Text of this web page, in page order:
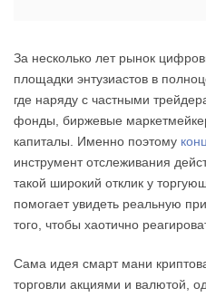
За несколько лет рынок
площадки энтузиастов в
где наряду с частными
фонды, биржевые
капиталы. Именно поэтому
инструмент отслеживания
такой широкий отклик у
помогает увидеть реальную
того, чтобы хаотично
Сама идея смарт мани
торговли акциями и валютой,